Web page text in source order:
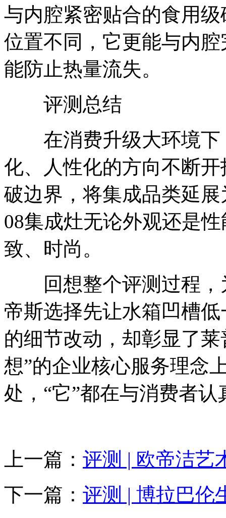
与内腔紧密贴合的食用
位置不同，它更能与内
能防止热量流失。
评测总结
在消费升级大环境下
化、人性化的方向不断
破边界，将集成品类延
08集成灶无论外观还是
致、时尚。
回想整个评测过程，
帝斯选择先让水箱凹槽
的细节改动，却彰显了
想”的企业核心服务理念
处，“它”都在与消费者认
上一篇： 评测 | 欧帝洁艺
下一篇： 评测 | 博拉巴伦